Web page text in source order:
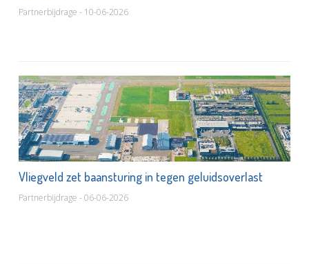
Partnerbijdrage - 10-06-2026
Vliegveld zet baansturing in tegen geluidsoverlast
Partnerbijdrage - 06-06-2026